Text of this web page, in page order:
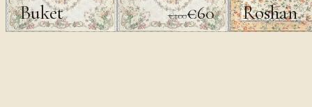
Buket €100€60 Roshan